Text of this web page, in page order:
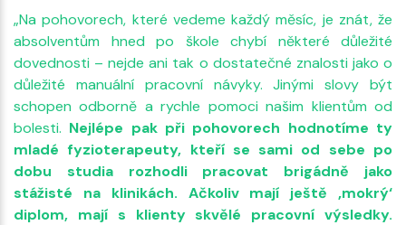
„Na pohovorech, které vedeme každý měsíc, je znát, že
absolventům hned po škole chybí některé důležité
dovednosti – nejde ani tak o dostatečné znalosti jako o
důležité manuální pracovní návyky. Jinými slovy být
schopen odborně a rychle pomoci našim klientům od
bolesti. Nejlépe pak při pohovorech hodnotíme ty
mladé fyzioterapeuty, kteří se sami od sebe po
dobu studia rozhodli pracovat brigádně jako
stážisté na klinikách. Ačkoliv mají ještě ‚mokrý‘
diplom, mají s klienty skvělé pracovní výsledky.